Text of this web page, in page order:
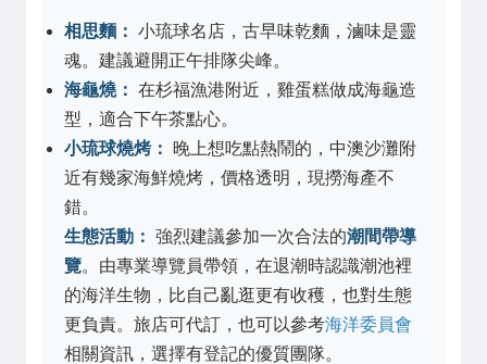
相思麵： 小琉球名店，古早味乾麵，滷味是靈
魂。建議避開正午排隊尖峰。
海龜燒： 在杉福漁港附近，雞蛋糕做成海龜造
型，適合下午茶點心。
小琉球燒烤：
晚上想吃點熱鬧的，中澳沙灘附
近有幾家海鮮燒烤，價格透明，現撈海產不
錯。
生態活動： 強烈建議參加一次合法的潮間帶導
覽。由專業導覽員帶領，在退潮時認識潮池裡
的海洋生物，比自己亂逛更有收穫，也對生態
更負責。旅店可代訂，也可以參考海洋委員會
相關資訊，選擇有登記的優質團隊。